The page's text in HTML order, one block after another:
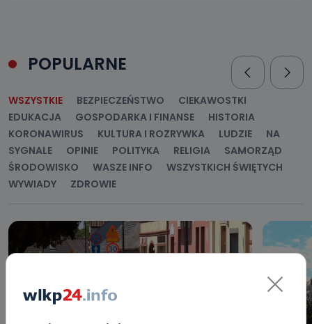
POPULARNE
WSZYSTKIE BEZPIECZEŃSTWO
CIEKAWOSTKI
EDUKACJA
GOSPODARKA I FINANSE
HISTORIA
KORONAWIRUS
KULTURA I ROZRYWKA LUDZIE
NA
SYGNALE
OPINIE POLITYKA RELIGIA
SAMORZĄD
ŚRODOWISKO
WASZE INFO
WSZYSTKICH ŚWIĘTYCH
WYWIADY
ZDROWIE